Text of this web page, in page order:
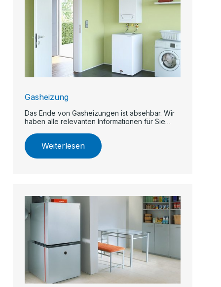
Gasheizung
Das Ende von Gasheizungen ist absehbar. Wir
haben alle relevanten Informationen für Sie
Weiterlesen